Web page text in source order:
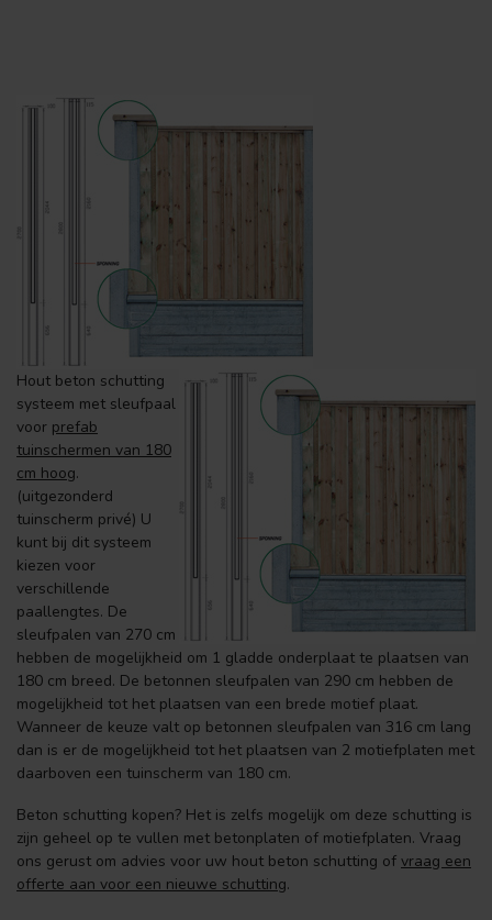
Hout beton schutting
systeem met sleufpaal
voor prefab
tuinschermen van 180
cm hoog.
(uitgezonderd
tuinscherm privé) U
kunt bij dit systeem
kiezen voor
verschillende
paallengtes. De
sleufpalen van 270 cm
hebben de mogelijkheid om 1 gladde onderplaat te plaatsen van
180 cm breed. De betonnen sleufpalen van 290 cm hebben de
mogelijkheid tot het plaatsen van een brede motief plaat.
Wanneer de keuze valt op betonnen sleufpalen van 316 cm lang
dan is er de mogelijkheid tot het plaatsen van 2 motiefplaten met
daarboven een tuinscherm van 180 cm.
Beton schutting kopen? Het is zelfs mogelijk om deze schutting is
zijn geheel op te vullen met betonplaten of motiefplaten. Vraag
ons gerust om advies voor uw hout beton schutting of vraag een
offerte aan voor een nieuwe schutting.